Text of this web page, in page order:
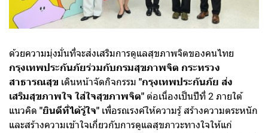
ด้วยความมุ่งมั่นที่จะส่งเสริมการดูแลสุขภาพจิตของคนไทย
กรุงเทพประกันภัยร่วมกับกรมสุขภาพจิต กระทรวง
สาธารณสุข เดินหน้าจัดกิจกรรม "กรุงเทพประกันภัย ส่ง
เสริมสุขภาพใจ ใส่ใจสุขภาพจิต" ต่อเนื่องเป็นปีที่ 2 ภายใต้
แนวคิด "ยินดีที่ได้รู้ใจ" เพื่อรณรงค์ให้ความรู้ สร้างความตระหนัก
และสร้างความเข้าใจเกี่ยวกับการดูแลสุขภาวะทางใจให้แก่